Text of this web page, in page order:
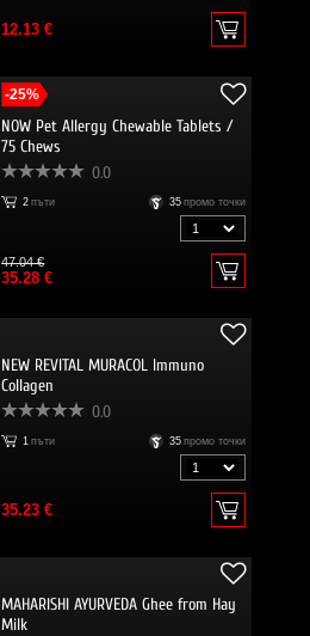
12.13 €
-25%
NOW Pet Allergy Chewable Tablets /
75 Chews
0.0
2 пъти 35 промо точки
47.04 €
35.28 €
NEW REVITAL MURACOL Immuno
Collagen
0.0
1 пъти 35 промо точки
35.23 €
MAHARISHI AYURVEDA Ghee from Hay
Milk